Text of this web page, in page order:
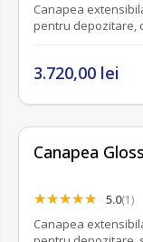
Canapea
3.720,00 lei
Canapea Gloss
5.0(1)
Canapea